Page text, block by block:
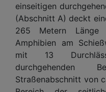
einseitigen
(Abschnitt A) deckt
265 Metern
Amphibien am
mit 13
durchgehenden
Straßenabschnitt von